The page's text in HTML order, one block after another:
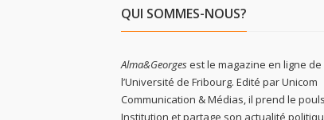
QUI SOMMES-NOUS?
Alma&Georgesest le magazine en ligne de
l’Université de Fribourg. Edité par Unicom
Communication & Médias, il prend le
Institution et partage son actualité